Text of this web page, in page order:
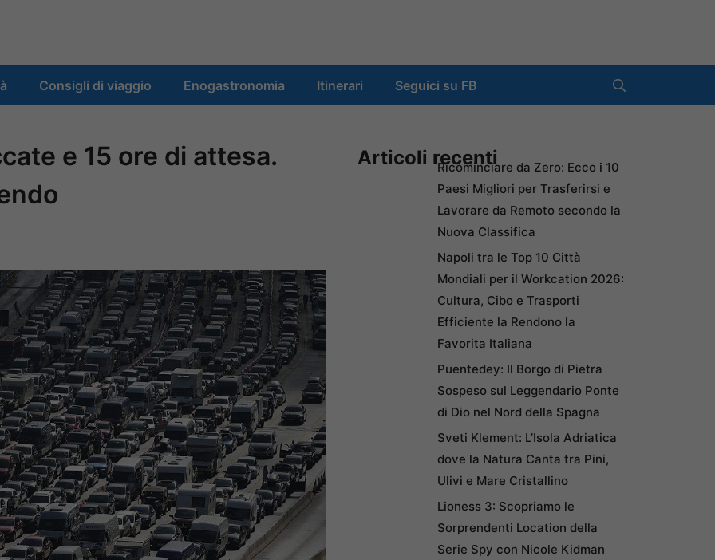
Consigli di viaggio Enogastronomia Itinerari Seguici su FB
e 15 ore di attesa.
Articoli recentiRicominciare da Zero: Ecco i 10
Paesi Migliori per Trasferirsi e
Lavorare da Remoto secondo la
Nuova Classifica
Napoli tra le Top 10 Città
Mondiali per il Workcation 2026:
Cultura, Cibo e Trasporti
Efficiente la Rendono la
Favorita Italiana
Puentedey: Il Borgo di Pietra
Sospeso sul Leggendario Ponte
di Dio nel Nord della Spagna
Sveti Klement: L’Isola Adriatica
dove la Natura Canta tra Pini,
Ulivi e Mare Cristallino
Lioness 3: Scopriamo le
Sorprendenti Location della
Serie Spy con Nicole Kidman